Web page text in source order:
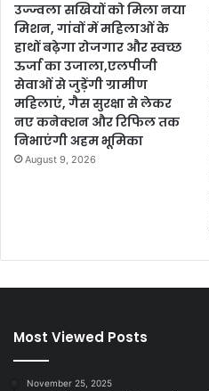
उज्ज्वला सखियों को मिला नया
मिशन, गांवों में महिलाओं के
हाथों बढ़ेगा रोजगार और स्वच्छ
ऊर्जा का उजाला,एलपीजी
सेवाओं से जुड़ेंगी ग्रामीण
महिलाएं, गैस सुरक्षा से लेकर
नए कनेक्शन और रिफिल तक
निभाएंगी अहम भूमिका
August 9, 2026
Most Viewed Posts
November 25, 2025